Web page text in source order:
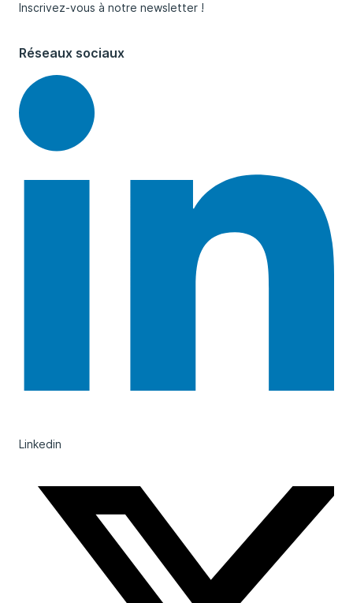
Inscrivez-vous à notre newsletter !
Réseaux sociaux
Linkedin